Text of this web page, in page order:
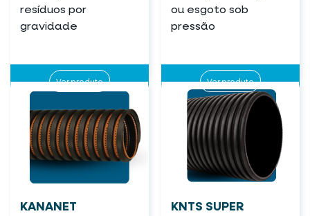
resíduos por
gravidade
Ver produto
ou esgoto sob
pressão
Ver produto
KANANET KNTS SUPER